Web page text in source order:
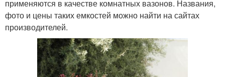
применяются в качестве комнатных вазонов. Названия,
фото и цены таких емкостей можно найти на сайтах
производителей.